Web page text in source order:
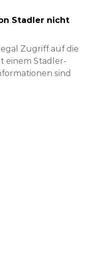
Stadler nicht
Zugriff auf die
einem Stadler-
sind